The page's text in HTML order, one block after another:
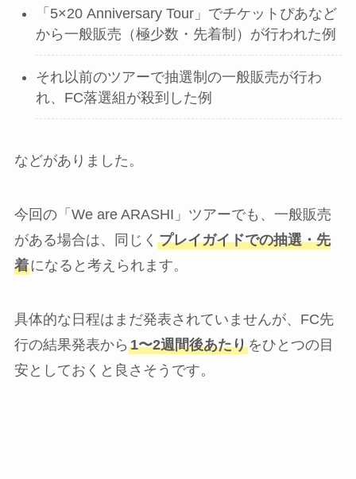
「5×20 Anniversary Tour」でチケットぴあなど
から一般販売（極少数・先着制）が行われた例
それ以前のツアーで抽選制の一般販売が行わ
れ、FC落選組が殺到した例
などがありました。
今回の「We are ARASHI」ツアーでも、一般販売
がある場合は、同じく プレイガイドでの抽選・先
着になると考えられます。
具体的な日程はまだ発表されていませんが、FC先
行の結果発表から 1〜2週間後あたりをひとつの目
安としておくと良さそうです。